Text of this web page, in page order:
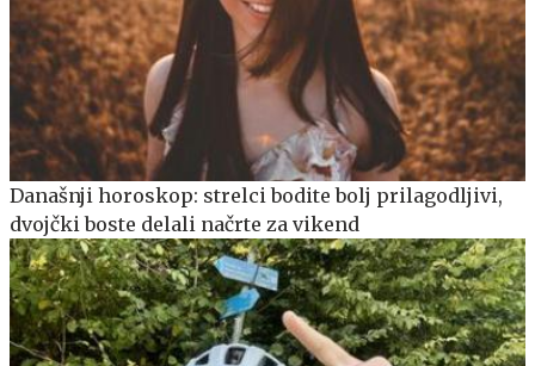
Današnji horoskop: strelci bodite bolj prilagodljivi,
dvojčki boste delali načrte za vikend